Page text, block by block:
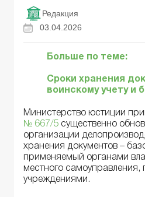
Редакция
03.04.2026
Больше по теме:
Сроки хранения
воинскому учету и
Министерство юстиции
№ 667/5 существенно
организации
хранения документов –
применяемый органами
местного
учреждениями.